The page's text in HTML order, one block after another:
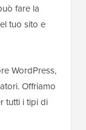
fare la
tuo sito e
WordPress,
Offriamo
tutti i tipi di